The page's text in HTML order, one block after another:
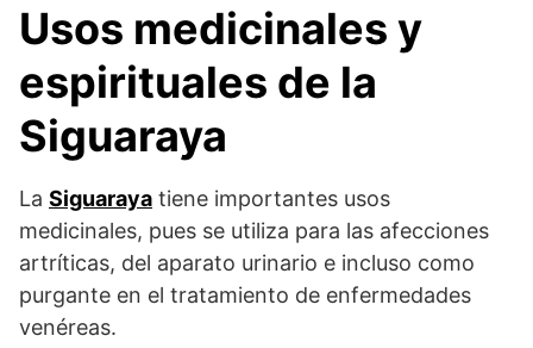
Usos medicinales y
espirituales de la
Siguaraya
La Siguaraya tiene importantes usos
medicinales, pues se utiliza para las afecciones
artríticas, del aparato urinario e incluso como
purgante en el tratamiento de enfermedades
venéreas.